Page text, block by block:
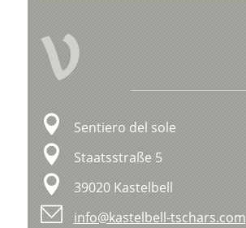
V
Sentiero del sole
Staatsstraße 5
39020 Kastelbell
info@kastelbell-tschars.com